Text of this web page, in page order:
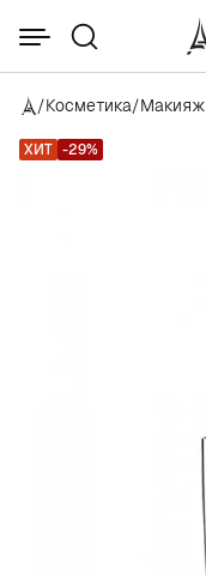
/Косметика/Макияж
ХИТ -29%